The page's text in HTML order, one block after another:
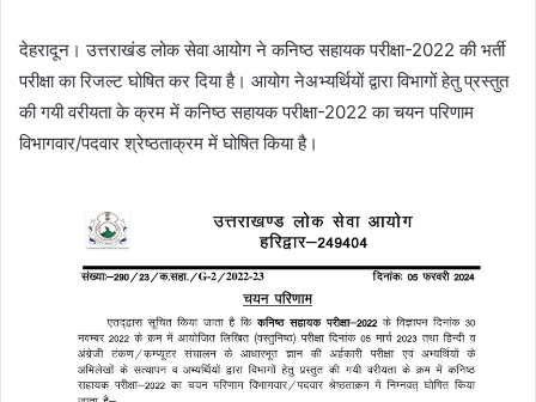
देहरादून। उत्तराखंड लोक सेवा आयोग ने कनिष्ठ सहायक परीक्षा-2022 की भर्ती
परीक्षा का रिजल्ट घोषित कर दिया है। आयोग नेअभ्यर्थियों द्वारा विभागों हेतु प्रस्तुत
की गयी वरीयता के क्रम में कनिष्ठ सहायक परीक्षा-2022 का चयन परिणाम
विभागवार/पदवार श्रेष्ठताक्रम में घोषित किया है।